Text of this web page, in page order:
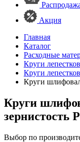
Акция
Главная
Каталог
Расходные
Круги
Круги
Круги
Круги
зернистость
Выбор по